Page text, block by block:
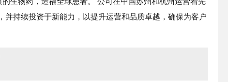
并持续投资于新能力，以提升运营和品质卓越，确保为客户